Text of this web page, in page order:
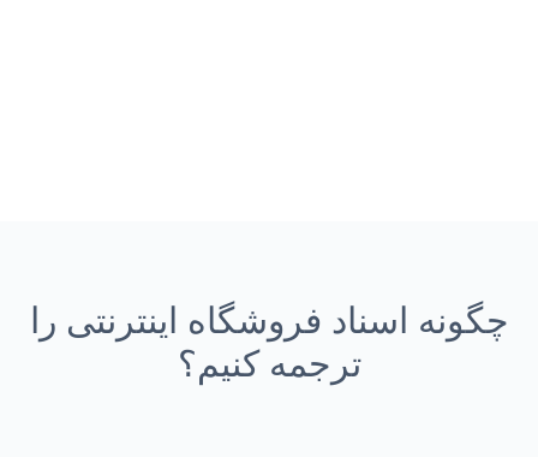
چگونه اسناد فروشگاه اینترنتی را
ترجمه کنیم؟